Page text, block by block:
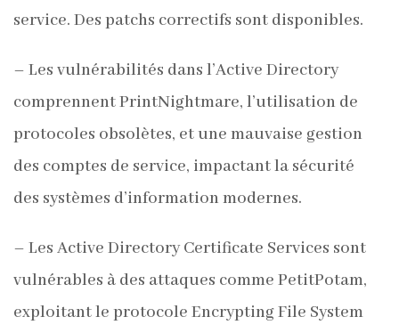
service. Des patchs correctifs sont disponibles.
– Les vulnérabilités dans l’Active Directory
comprennent PrintNightmare, l’utilisation de
protocoles obsolètes, et une mauvaise gestion
des comptes de service, impactant la sécurité
des systèmes d’information modernes.
– Les Active Directory Certificate Services sont
vulnérables à des attaques comme PetitPotam,
exploitant le protocole Encrypting File System